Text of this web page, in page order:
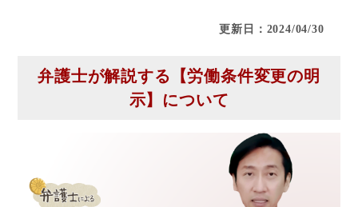
更新日：2024/04/30
弁護士が解説する【労働条件変更の明
示】について